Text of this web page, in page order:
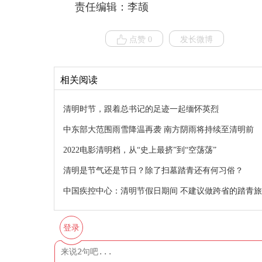
责任编辑：李颉
点赞 0 发长微博
相关阅读
清明时节，跟着总书记的足迹一起缅怀英烈
中东部大范围雨雪降温再袭 南方阴雨将持续至清明前
2022电影清明档，从“史上最挤”到“空荡荡”
清明是节气还是节日？除了扫墓踏青还有何习俗？
中国疾控中心：清明节假日期间 不建议做跨省的踏青
登录